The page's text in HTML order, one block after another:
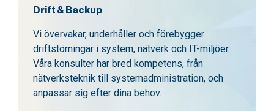
Drift & Backup
Vi övervakar, underhåller och förebygger
driftstörningar i system, nätverk och IT-miljöer.
Våra konsulter har bred kompetens, från
nätverksteknik till systemadministration, och
anpassar sig efter dina behov.